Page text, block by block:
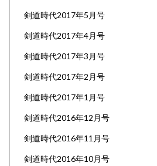
剣道時代2017年5月号
剣道時代2017年4月号
剣道時代2017年3月号
剣道時代2017年2月号
剣道時代2017年1月号
剣道時代2016年12月号
剣道時代2016年11月号
剣道時代2016年10月号